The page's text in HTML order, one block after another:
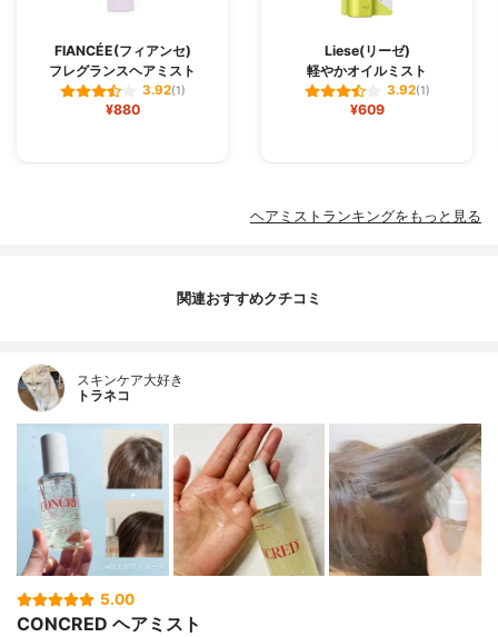
FIANCÉE(フィアンセ)
フレグランスヘアミスト
3.92(1)
¥880
Liese(リーゼ)
軽やかオイルミスト
3.92(1)
¥609
ヘアミストランキングをもっと見る
関連おすすめクチコミ
スキンケア大好き
トラネコ
5.00
CONCRED ヘアミスト